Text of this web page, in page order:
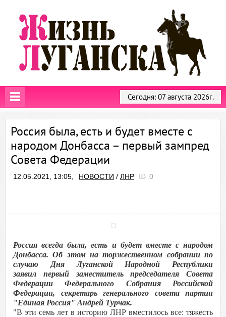
Сегодня: 07 августа 2026г.
Россия была, есть и будет вместе с
народом Донбасса – первый зампред
Совета Федерации
12.05.2021, 13:05, НОВОСТИ / ЛНР 0
Россия всегда была, есть и будет вместе с народом
Донбасса. Об этом на торжественном собрании по
случаю Дня Луганской Народной Республики
заявил первый заместитель председателя Совета
Федерации Федерального Собрания Российской
Федерации, секретарь генерального совета партии
"Единая Россия" Андрей Турчак.
"В эти семь лет в историю ЛНР вместилось все: тяжесть